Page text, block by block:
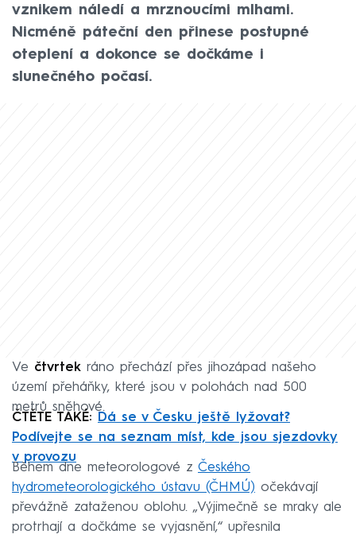
vznikem náledí a mrznoucími mlhami.
Nicméně páteční den přinese postupné
oteplení a dokonce se dočkáme i
slunečného počasí.
Ve čtvrtek ráno přechází přes jihozápad našeho
území přeháňky, které jsou v polohách nad 500
metrů sněhové.
ČTĚTE TAKÉ:
Dá se v Česku ještě lyžovat?
Podívejte se na seznam míst, kde jsou sjezdovky
v provozu
Během dne meteorologové z Českého
hydrometeorologického ústavu (ČHMÚ) očekávají
převážně zataženou oblohu. „Výjimečně se mraky ale
protrhají a dočkáme se vyjasnění,“ upřesnila